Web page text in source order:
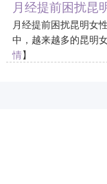
月经提前困扰昆
月经提前困扰昆明女
中，越来越多的昆明
情】